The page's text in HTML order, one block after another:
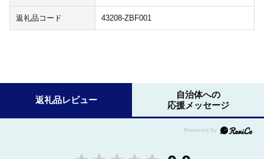
返礼品コード 43208-ZBF001
返礼品レビュー
自治体への
応援メッセージ